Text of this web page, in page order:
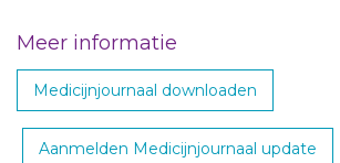
Meer informatie
Medicijnjournaal downloaden
Aanmelden Medicijnjournaal update